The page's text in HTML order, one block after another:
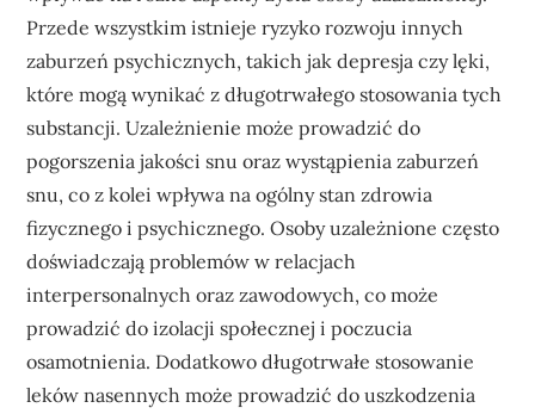
Przede wszystkim istnieje ryzyko rozwoju innych
zaburzeń psychicznych, takich jak depresja czy lęki,
które mogą wynikać z długotrwałego stosowania tych
substancji. Uzależnienie może prowadzić do
pogorszenia jakości snu oraz wystąpienia zaburzeń
snu, co z kolei wpływa na ogólny stan zdrowia
fizycznego i psychicznego. Osoby uzależnione często
doświadczają problemów w relacjach
interpersonalnych oraz zawodowych, co może
prowadzić do izolacji społecznej i poczucia
osamotnienia. Dodatkowo długotrwałe stosowanie
leków nasennych może prowadzić do uszkodzenia